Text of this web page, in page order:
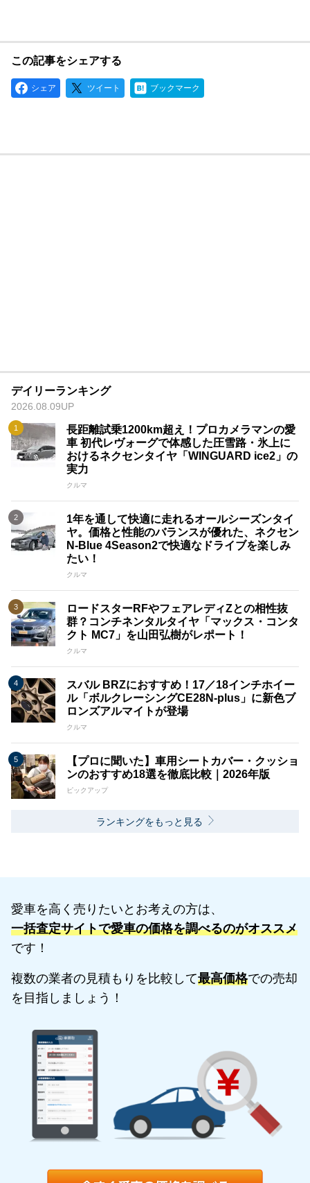
この記事をシェアする
シェア ツイート ブックマーク
デイリーランキング
2026.08.09UP
長距離試乗1200km超え！プロカメラマンの愛
車 初代レヴォーグで体感した圧雪路・氷上に
おけるネクセンタイヤ「WINGUARD ice2」の
実力
クルマ
1年を通して快適に走れるオールシーズンタイ
ヤ。価格と性能のバランスが優れた、ネクセン
N-Blue 4Season2で快適なドライブを楽しみ
たい！
クルマ
ロードスターRFやフェアレディZとの相性抜
群？コンチネンタルタイヤ「マックス・コンタ
クト MC7」を山田弘樹がレポート！
クルマ
スバル BRZにおすすめ！17／18インチホイー
ル「ボルクレーシングCE28N-plus」に新色ブ
ロンズアルマイトが登場
クルマ
【プロに聞いた】車用シートカバー・クッショ
ンのおすすめ18選を徹底比較｜2026年版
ピックアップ
ランキングをもっと見る
愛車を高く売りたいとお考えの方は、
一括査定サイトで愛車の価格を調べるのがオススメ
です！
複数の業者の見積もりを比較して最高価格での売却
を目指しましょう！